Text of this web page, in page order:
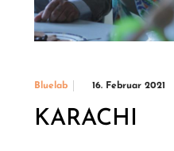
Bluelab 16. Februar 2021
KARACHI